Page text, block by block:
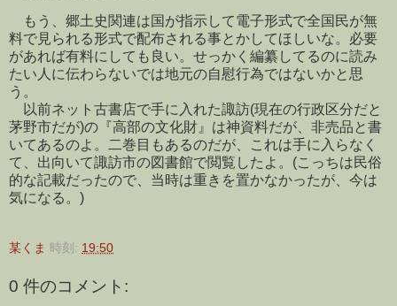
もう、郷土史関連は国が指示して電子形式で全国民が無
料で見られる形式で配布される事とかしてほしいな。必要
があれば有料にしても良い。せっかく編纂してるのに読み
たい人に伝わらないでは地元の自慰行為ではないかと思
う。
以前ネット古書店で手に入れた諏訪(現在の行政区分だと
茅野市だが)の『高部の文化財』は神資料だが、非売品と書
いてあるのよ。二巻目もあるのだが、これは手に入らなく
て、出向いて諏訪市の図書館で閲覧したよ。(こっちは民俗
的な記載だったので、当時は重きを置かなかったが、今は
気になる。)
某くま 時刻: 19:50
0 件のコメント: